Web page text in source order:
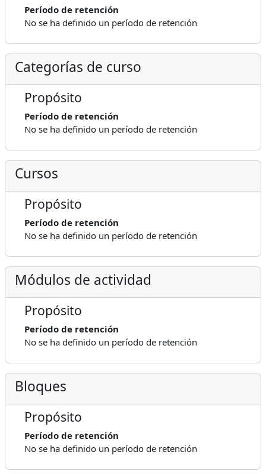
Período de retención
No se ha definido un período de retención
Categorías de curso
Propósito
Período de retención
No se ha definido un período de retención
Cursos
Propósito
Período de retención
No se ha definido un período de retención
Módulos de actividad
Propósito
Período de retención
No se ha definido un período de retención
Bloques
Propósito
Período de retención
No se ha definido un período de retención